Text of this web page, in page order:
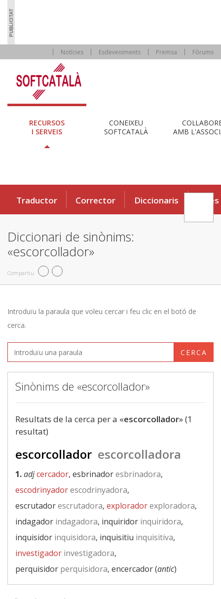
Notícies Esdeveniments Premsa Fòrums
RECURSOS
I SERVEIS
CONEIXEU
SOFTCATALÀ
AMB
Traductor Corrector Diccionaris Eines
Diccionari de sinònims:
«escorcollador»
Compartiu
Introduïu la paraula que voleu cercar i feu clic en el botó de
cerca.
CERCA
Sinònims de «escorcollador»
Resultats de la cerca per a «escorcollador» (1
resultat)
escorcollador escorcolladora
1.adjcercador, esbrinadoresbrinadora,
escodrinyadorescodrinyadora,
escrutadorescrutadora, exploradorexploradora,
indagador indagadora, inquiridor inquiridora,
inquisidor inquisidora, inquisitiu inquisitiva,
investigador investigadora,
perquisidor perquisidora, encercador (antic)